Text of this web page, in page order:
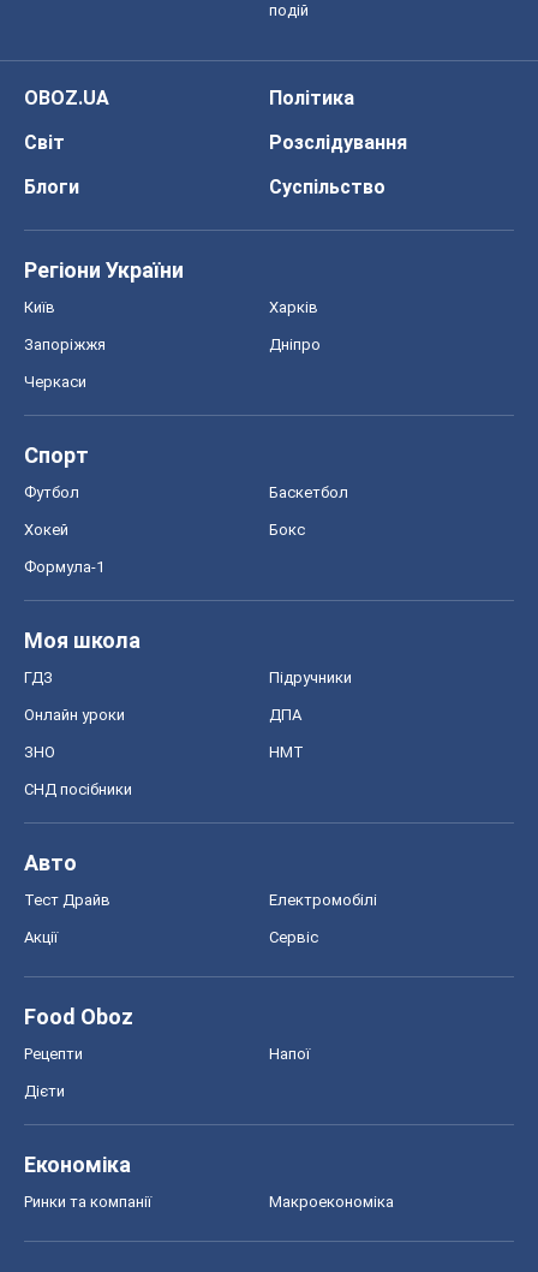
подій
OBOZ.UA
Політика
Світ
Розслідування
Блоги
Суспільство
Регіони України
Київ Харків
Запоріжжя Дніпро
Черкаси
Спорт
Футбол Баскетбол
Хокей Бокс
Формула-1
Моя школа
ГДЗ Підручники
Онлайн уроки ДПА
ЗНО НМТ
СНД посібники
Авто
Тест Драйв Електромобілі
Акції Сервіс
Food Oboz
Рецепти Напої
Дієти
Економіка
Ринки та компанії Макроекономіка